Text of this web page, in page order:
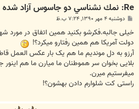
Re: نمك نشناسي دو جاسوس آزاد شده
پ
ت
دوشنبه ۴ مهر ۱۳۹۰, ۷:۲۴ ب.ظ
خیلی جالبه.فکرشو بکنید همین اتفاق در مورد
دولت آمریکا هم همین رفتارو میکرد؟!
آرزو به دل موندیم ما هم یک بار عکس العمل
بلایی بخوان سر هموطنان ما میارن ما هم
میفرستیم میرن.
راستی کت شلوارم دادن بهشون؟!